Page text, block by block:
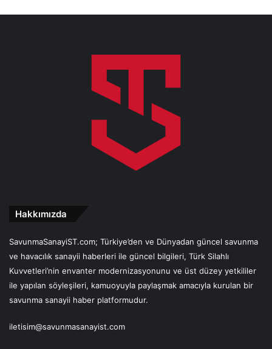
Hakkımızda
SavunmaSanayiST.com; Türkiye’den ve Dünyadan güncel savunma
ve havacılık sanayii haberleri ile güncel bilgileri, Türk Silahlı
Kuvvetleri’nin envanter modernizasyonunu ve üst düzey yetkililer
ile yapılan söyleşileri, kamuoyuyla paylaşmak amacıyla kurulan bir
savunma sanayii haber platformudur.
iletisim@savunmasanayist.com